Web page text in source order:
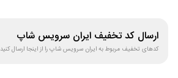
ارسال کد تخفیف ایران سرویس شاپ
کدهای تخفیف مربوط بهایران سرویس شاپرا از اینجا ارسال کنید